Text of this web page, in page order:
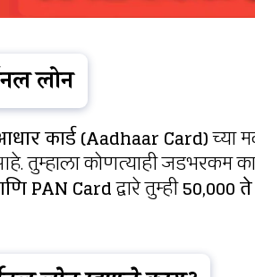
लोन
कार्ड (Aadhaar Card)च्या
कोणत्याही जडभरकम
PAN Cardद्वारे तुम्ही₹50,000